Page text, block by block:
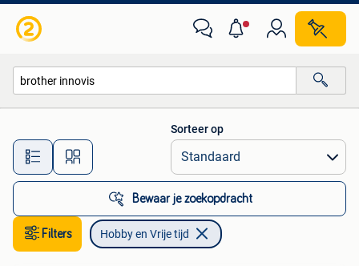
Alle afstanden…
Sorteer op
Bewaar je zoekopdracht
Filters Hobby en Vrije tijd